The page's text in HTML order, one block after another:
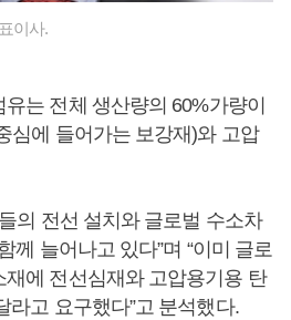
이사.
는 전체 생산량의 60%가량이
심에 들어가는 보강재)와 고압
의 전선 설치와 글로벌 수소차
께 늘어나고 있다”며 “이미 글로
에 전선심재와 고압용기용 탄
라고 요구했다”고 분석했다.